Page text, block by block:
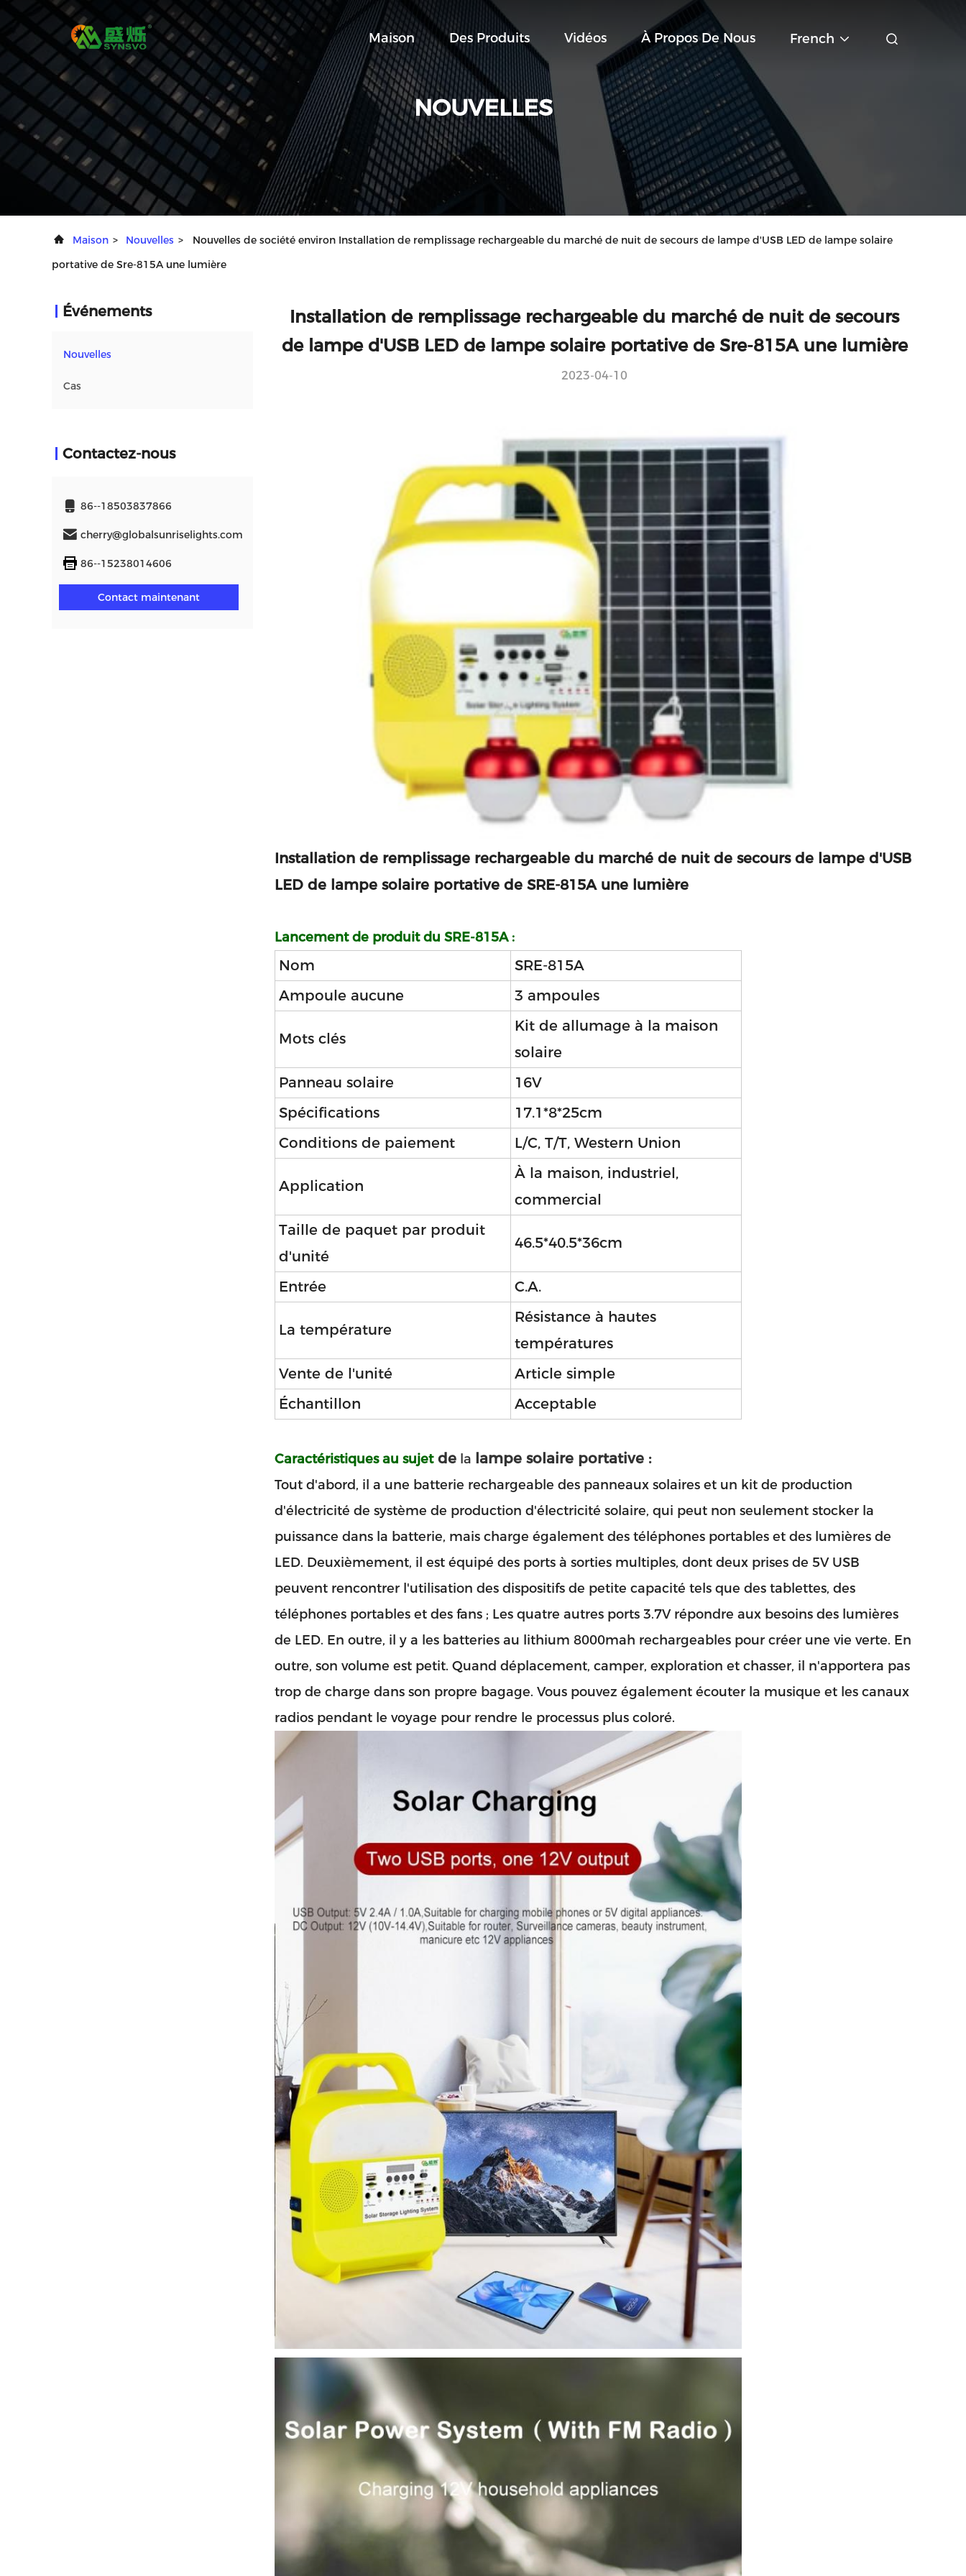
Laisser un message Nous vous rappellerons bientôt!
SOUMETTRE
Maison Des Produits Vidéos À Propos De Nous French
NOUVELLES
Maison > Nouvelles >
Nouvelles de société environ Installation de remplissage rechargeable du marché de nuit de secours de lampe d'USB LED de lampe solaire
portative de Sre-815A une lumière
Événements
Nouvelles
Cas
Contactez-nous
86--18503837866
cherry@globalsunriselights.com
86--15238014606
Contact maintenant
Installation de remplissage rechargeable du marché de nuit de secours
de lampe d'USB LED de lampe solaire portative de Sre-815A une lumière
2023-04-10
Installation de remplissage rechargeable du marché de nuit de secours de lampe d'USB
LED de lampe solaire portative de SRE-815A une lumière
Lancement de produit du SRE-815A :
Nom
SRE-815A
Ampoule aucune
3 ampoules
Mots clés
Kit de allumage à la maison
solaire
Panneau solaire
16V
Spécifications
17.1*8*25cm
Conditions de paiement
L/C, T/T, Western Union
Application
À la maison, industriel,
commercial
Taille de paquet par produit
d'unité
46.5*40.5*36cm
Entrée C.A.
La température
Résistance à hautes
températures
Vente de l'unité
Article simple
Échantillon
Acceptable
Caractéristiques au sujetde la lampe solaire portative :
Tout d'abord, il a une batterie rechargeable des panneaux solaires et un kit de production
d'électricité de système de production d'électricité solaire, qui peut non seulement stocker la
puissance dans la batterie, mais charge également des téléphones portables et des lumières de
LED. Deuxièmement, il est équipé des ports à sorties multiples, dont deux prises de 5V USB
peuvent rencontrer l'utilisation des dispositifs de petite capacité tels que des tablettes, des
téléphones portables et des fans ; Les quatre autres ports 3.7V répondre aux besoins des lumières
de LED. En outre, il y a les batteries au lithium 8000mah rechargeables pour créer une vie verte. En
outre, son volume est petit. Quand déplacement, camper, exploration et chasser, il n'apportera pas
trop de charge dans son propre bagage. Vous pouvez également écouter la musique et les canaux
radios pendant le voyage pour rendre le processus plus coloré.